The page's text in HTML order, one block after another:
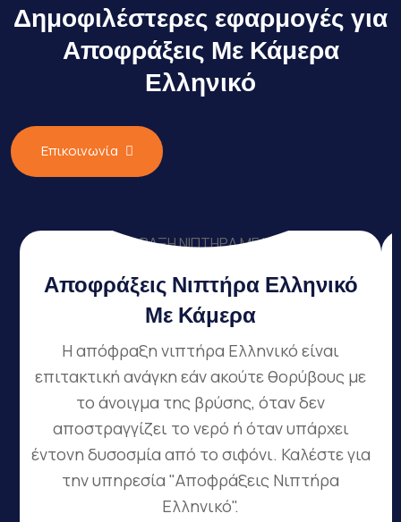
Δημοφιλέστερες εφαρμογές για
Αποφράξεις Με Κάμερα
Ελληνικό
Επικοινωνία
Αποφράξεις Νιπτήρα Ελληνικό
Με Κάμερα
Η απόφραξη νιπτήρα Ελληνικό είναι
επιτακτική ανάγκη εάν ακούτε θορύβους με
το άνοιγμα της βρύσης, όταν δεν
αποστραγγίζει το νερό ή όταν υπάρχει
έντονη δυσοσμία από το σιφόνι. Καλέστε για
την υπηρεσία "Αποφράξεις Νιπτήρα
Ελληνικό".